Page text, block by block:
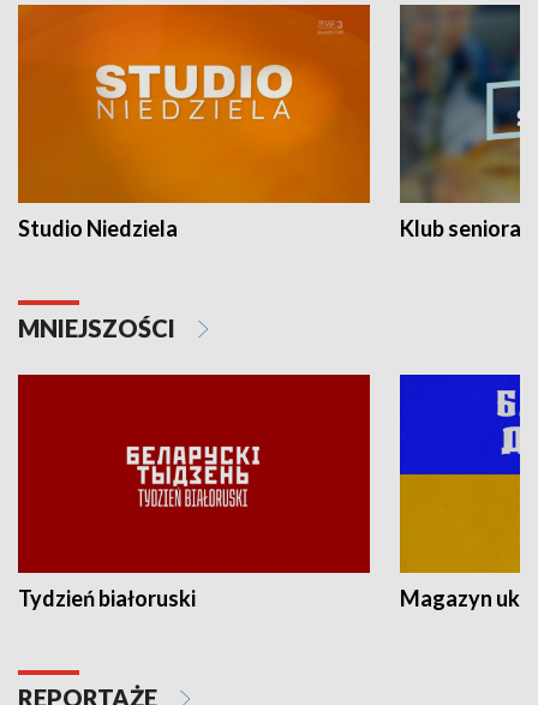
Studio Niedziela Klub seniora
MNIEJSZOŚCI
Tydzień białoruski Magazyn
REPORTAŻE